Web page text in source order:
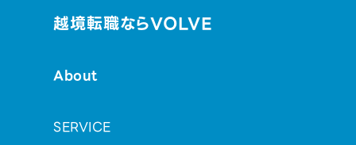
越境転職ならVOLVE
About
SERVICE